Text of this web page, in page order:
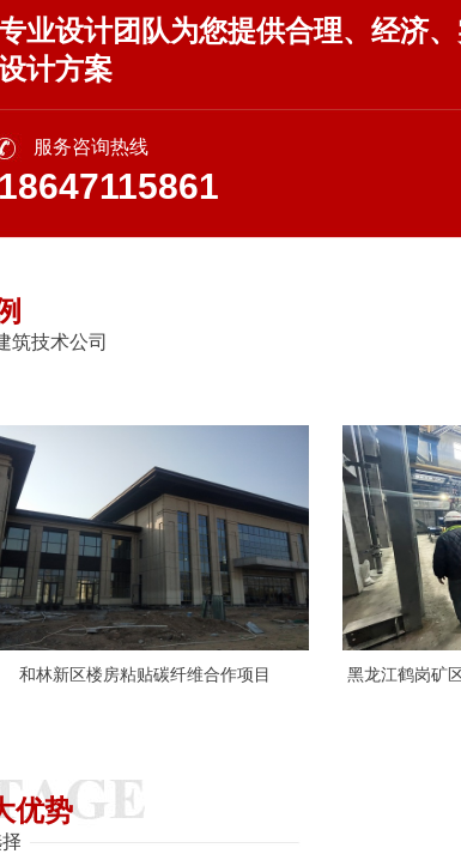
业设计团队为您提供合理、经济
计方案
服务咨询热线
18647115861
筑技术公司
和林新区楼房粘贴碳纤维合作项目 黑龙江鹤岗矿
优势